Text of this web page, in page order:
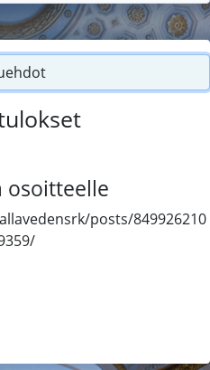
osoitteelle
posts/849926210